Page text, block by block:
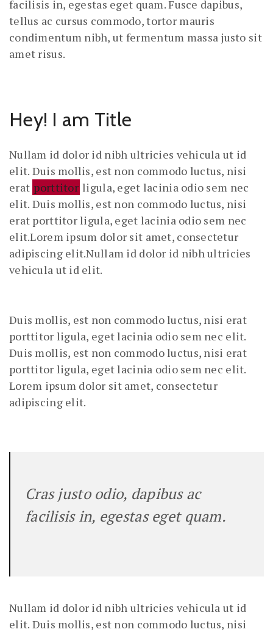
facilisis in, egestas eget quam. Fusce dapibus,
tellus ac cursus commodo, tortor mauris
condimentum nibh, ut fermentum massa justo sit
amet risus.
Hey! I am Title
Nullam id dolor id nibh ultricies vehicula ut id
elit. Duis mollis, est non commodo luctus, nisi
erat porttitor ligula, eget lacinia odio sem nec
elit. Duis mollis, est non commodo luctus, nisi
erat porttitor ligula, eget lacinia odio sem nec
elit.Lorem ipsum dolor sit amet, consectetur
adipiscing elit.Nullam id dolor id nibh ultricies
vehicula ut id elit.
Duis mollis, est non commodo luctus, nisi erat
porttitor ligula, eget lacinia odio sem nec elit.
Duis mollis, est non commodo luctus, nisi erat
porttitor ligula, eget lacinia odio sem nec elit.
Lorem ipsum dolor sit amet, consectetur
adipiscing elit.
Cras justo odio, dapibus ac
facilisis in, egestas eget quam.
Nullam id dolor id nibh ultricies vehicula ut id
elit. Duis mollis, est non commodo luctus, nisi